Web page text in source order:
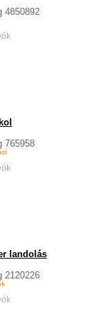
4850892
765958
landolás
2120226